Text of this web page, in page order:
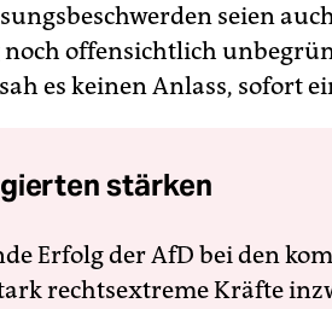
seien
offensichtlich
es keinen Anlass, sofort
stärken
Erfolg der AfD bei den
rechtsextreme Kräfte